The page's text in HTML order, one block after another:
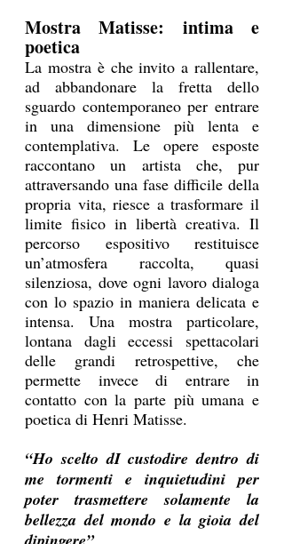
Mostra Matisse: intima e
poetica
La mostra è che invito a rallentare,
ad abbandonare la fretta dello
sguardo contemporaneo per entrare
in una dimensione più lenta e
contemplativa. Le opere esposte
raccontano un artista che, pur
attraversando una fase difficile della
propria vita, riesce a trasformare il
limite fisico in libertà creativa. Il
percorso espositivo restituisce
un’atmosfera raccolta, quasi
silenziosa, dove ogni lavoro dialoga
con lo spazio in maniera delicata e
intensa. Una mostra particolare,
lontana dagli eccessi spettacolari
delle grandi retrospettive, che
permette invece di entrare in
contatto con la parte più umana e
poetica di Henri Matisse.
“Ho scelto dI custodire dentro di
me tormenti e inquietudini per
poter trasmettere solamente la
bellezza del mondo e la gioia del